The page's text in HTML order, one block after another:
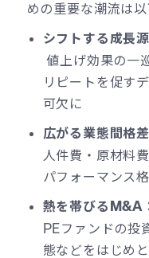
めの重要な潮流は以
シフトする成長
値上げ効果の一
リピートを促す
可欠に
広がる業態間格差
人件費・原材料
パフォーマンス
熱を帯びるM&A ：
PEファンドの投
態などをはじめ